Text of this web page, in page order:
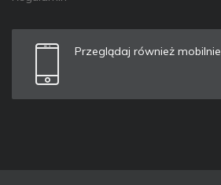
Przeglądaj również mobilnie